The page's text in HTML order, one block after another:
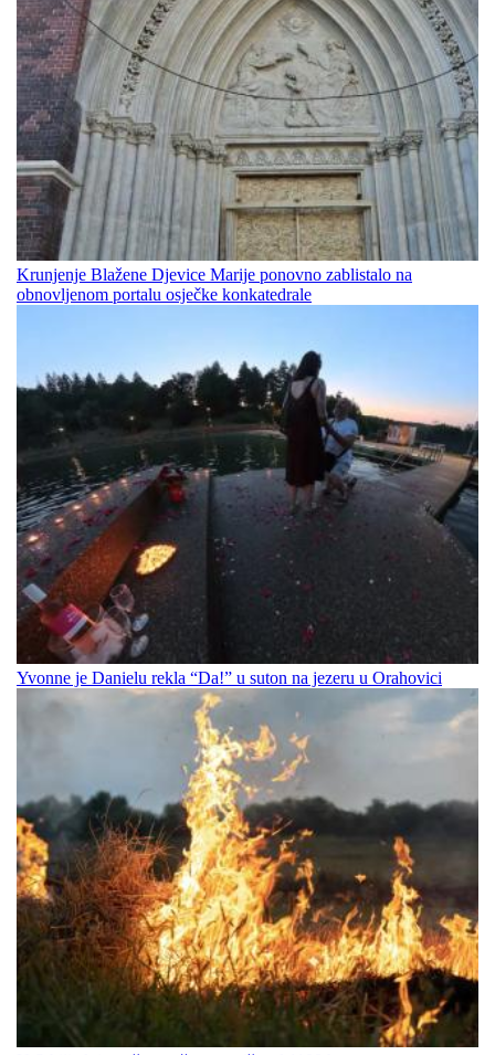
Krunjenje Blažene Djevice Marije ponovno zablistalo na
obnovljenom portalu osječke konkatedrale
Yvonne je Danielu rekla “Da!” u suton na jezeru u Orahovici